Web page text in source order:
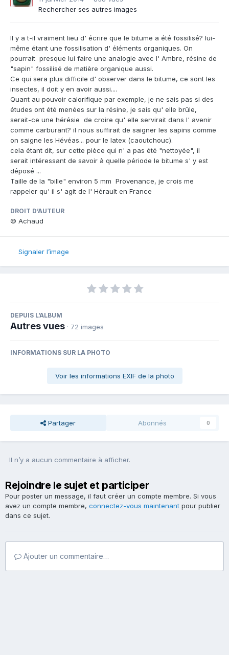
Rechercher ses autres images
Il y a t-il vraiment lieu d' écrire que le bitume a été fossilisé? lui-
même étant une fossilisation d' éléments organiques. On
pourrait presque lui faire une analogie avec l' Ambre, résine de
"sapin" fossilisé de matière organique aussi.
Ce qui sera plus difficile d' observer dans le bitume, ce sont les
insectes, il doit y en avoir aussi....
Quant au pouvoir calorifique par exemple, je ne sais pas si des
études ont été menées sur la résine, je sais qu' elle brûle,
serait-ce une hérésie de croire qu' elle servirait dans l' avenir
comme carburant? il nous suffirait de saigner les sapins comme
on saigne les Hévéas... pour le latex (caoutchouc).
cela étant dit, sur cette pièce qui n' a pas été "nettoyée", il
serait intéressant de savoir à quelle période le bitume s' y est
déposé ...
Taille de la "bille" environ 5 mm Provenance, je crois me
rappeler qu' il s' agit de l' Hérault en France
DROIT D’AUTEUR
© Achaud
Signaler l’image
DEPUIS L’ALBUM
Autres vues · 72 images
INFORMATIONS SUR LA PHOTO
Voir les informations EXIF de la photo
Partager Abonnés 0
Il n’y a aucun commentaire à afficher.
Rejoindre le sujet et participer
Pour poster un message, il faut créer un compte membre. Si vous
avez un compte membre, connectez-vous maintenant pour publier
dans ce sujet.
Ajouter un commentaire…